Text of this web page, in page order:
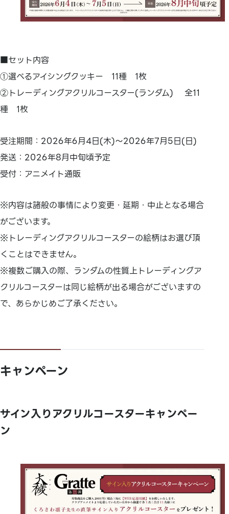
■セット内容
①選べるアイシングクッキー 11種 1枚
②トレーディングアクリルコースター(ランダム) 全11
種 1枚
受注期間：2026年6月4日(木)～2026年7月5日(日)
発送：2026年8月中旬頃予定
受付：アニメイト通販
※内容は諸般の事情により変更・延期・中止となる場合
がございます。
※トレーディングアクリルコースターの絵柄はお選び頂
くことはできません。
※複数ご購入の際、ランダムの性質上トレーディングア
クリルコースターは同じ絵柄が出る場合がございますの
で、あらかじめご了承ください。
キャンペーン
サイン入りアクリルコースターキャンペー
ン